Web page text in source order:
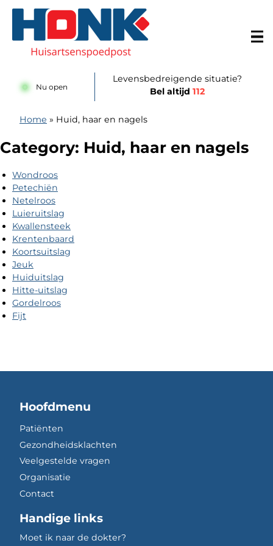
Nu open
Levensbedreigende situatie?
Bel altijd112
Home » Huid, haar en nagels
Category: Huid, haar en nagels
Wondroos
Petechiën
Netelroos
Luieruitslag
Kwallensteek
Krentenbaard
Koortsuitslag
Jeuk
Huiduitslag
Hitte-uitslag
Gordelroos
Fijt
Hoofdmenu
Patiënten
Gezondheidsklachten
Veelgestelde vragen
Organisatie
Contact
Handige links
Moet ik naar de dokter?